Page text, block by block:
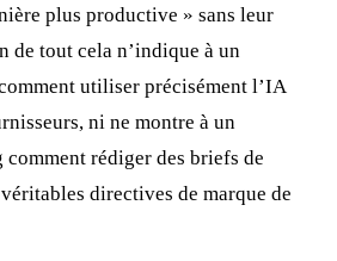
plus productive » sans leur
de tout cela n’indique à un
utiliser précisément l’IA
ni ne montre à un
rédiger des briefs de
directives de marque de